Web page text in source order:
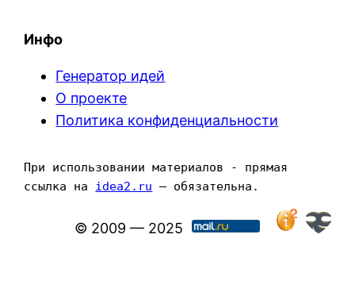
Инфо
Генератор идей
О проекте
Политика конфиденциальности
При использовании материалов - прямая
ссылка на idea2.ru — обязательна.
© 2009 — 2025